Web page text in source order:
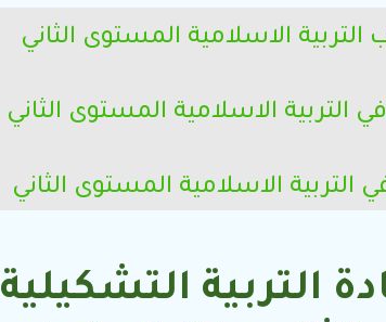
الاسلامية المستوى الثاني
الاسلامية المستوى الثاني
التربية الاسلامية المستوى الثاني
التربية التشكيلية